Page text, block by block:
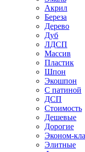
Акрил
Береза
Дерево
Дуб
ЛДСП
Массив
Пластик
Шпон
Экошпон
С патиной
ДСП
Стоимость
Дешевые
Дорогие
Эконом-
Элитные